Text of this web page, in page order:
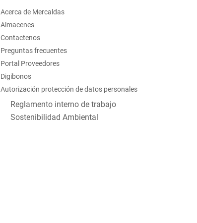
Acerca de Mercaldas
Almacenes
Contactenos
Preguntas frecuentes
Portal Proveedores
Digibonos
Autorización protección de datos personales
Reglamento interno de trabajo
Sostenibilidad Ambiental